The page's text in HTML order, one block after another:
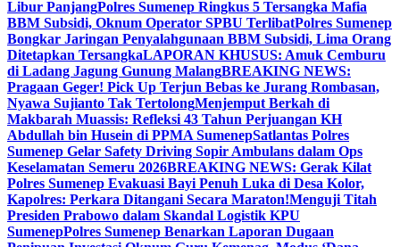
Libur PanjangPolres Sumenep Ringkus 5 Tersangka Mafia
BBM Subsidi, Oknum Operator SPBU TerlibatPolres Sumenep
Bongkar Jaringan Penyalahgunaan BBM Subsidi, Lima Orang
Ditetapkan TersangkaLAPORAN KHUSUS: Amuk Cemburu
di Ladang Jagung Gunung MalangBREAKING NEWS:
Pragaan Geger! Pick Up Terjun Bebas ke Jurang Rombasan,
Nyawa Sujianto Tak TertolongMenjemput Berkah di
Makbarah Muassis: Refleksi 43 Tahun Perjuangan KH
Abdullah bin Husein di PPMA SumenepSatlantas Polres
Sumenep Gelar Safety Driving Sopir Ambulans dalam Ops
Keselamatan Semeru 2026BREAKING NEWS: Gerak Kilat
Polres Sumenep Evakuasi Bayi Penuh Luka di Desa Kolor,
Kapolres: Perkara Ditangani Secara Maraton!Menguji Titah
Presiden Prabowo dalam Skandal Logistik KPU
SumenepPolres Sumenep Benarkan Laporan Dugaan